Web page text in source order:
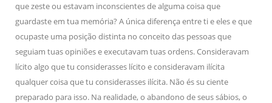
que zeste ou estavam inconscientes de alguma coisa que
guardaste em tua memória? A única diferença entre ti e eles e que
ocupaste uma posição distinta no conceito das pessoas que
seguiam tuas opiniões e executavam tuas ordens. Consideravam
lícito algo que tu considerasses lícito e consideravam ilícita
qualquer coisa que tu considerasses ilícita. Não és su ciente
preparado para isso. Na realidade, o abandono de seus sábios, o